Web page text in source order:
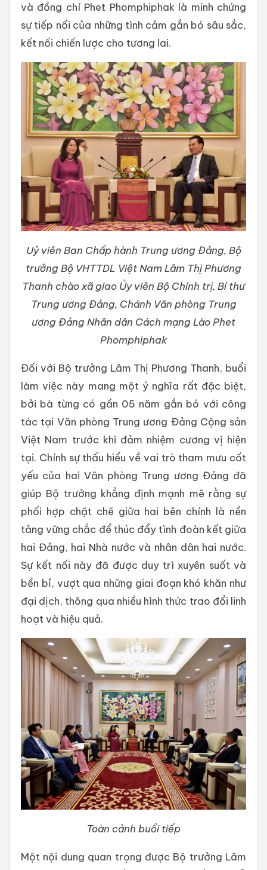
và đồng chí Phet Phomphiphak là minh chứng
sự tiếp nối của những tình cảm gắn bó sâu sắc,
kết nối chiến lược cho tương lai.
Uỷ viên Ban Chấp hành Trung ương Đảng, Bộ
trưởng Bộ VHTTDL Việt Nam Lâm Thị Phương
Thanh chào xã giao Ủy viên Bộ Chính trị, Bí thư
Trung ương Đảng, Chánh Văn phòng Trung
ương Đảng Nhân dân Cách mạng Lào Phet
Phomphiphak
Đối với Bộ trưởng Lâm Thị Phương Thanh, buổi
làm việc này mang một ý nghĩa rất đặc biệt,
bởi bà từng có gần 05 năm gắn bó với công
tác tại Văn phòng Trung ương Đảng Cộng sản
Việt Nam trước khi đảm nhiệm cương vị hiện
tại. Chính sự thấu hiểu về vai trò tham mưu cốt
yếu của hai Văn phòng Trung ương Đảng đã
giúp Bộ trưởng khẳng định mạnh mẽ rằng sự
phối hợp chặt chẽ giữa hai bên chính là nền
tảng vững chắc để thúc đẩy tình đoàn kết giữa
hai Đảng, hai Nhà nước và nhân dân hai nước.
Sự kết nối này đã được duy trì xuyên suốt và
bền bỉ, vượt qua những giai đoạn khó khăn như
đại dịch, thông qua nhiều hình thức trao đổi linh
hoạt và hiệu quả.
Toàn cảnh buổi tiếp
Một nội dung quan trọng được Bộ trưởng Lâm